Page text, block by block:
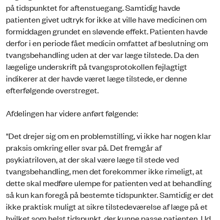
på tidspunktet for aftenstuegang. Samtidig havde
patienten givet udtryk for ikke at ville have medicinen om
formiddagen grundet en sløvende effekt. Patienten havde
derfor i en periode fået medicin omfattet af beslutning om
tvangsbehandling uden at der var læge tilstede. Da den
lægelige underskrift på tvangsprotokollen fejlagtigt
indikerer at der havde været læge tilstede, er denne
efterfølgende overstreget.
Afdelingen har videre anført følgende:
"Det drejer sig om en problemstilling, vi ikke har nogen klar
praksis omkring eller svar på. Det fremgår af
psykiatriloven, at der skal være læge til stede ved
tvangsbehandling, men det forekommer ikke rimeligt, at
dette skal medføre ulempe for patienten ved at behandling
så kun kan foregå på bestemte tidspunkter. Samtidig er det
ikke praktisk muligt at sikre tilstedeværelse af læge på et